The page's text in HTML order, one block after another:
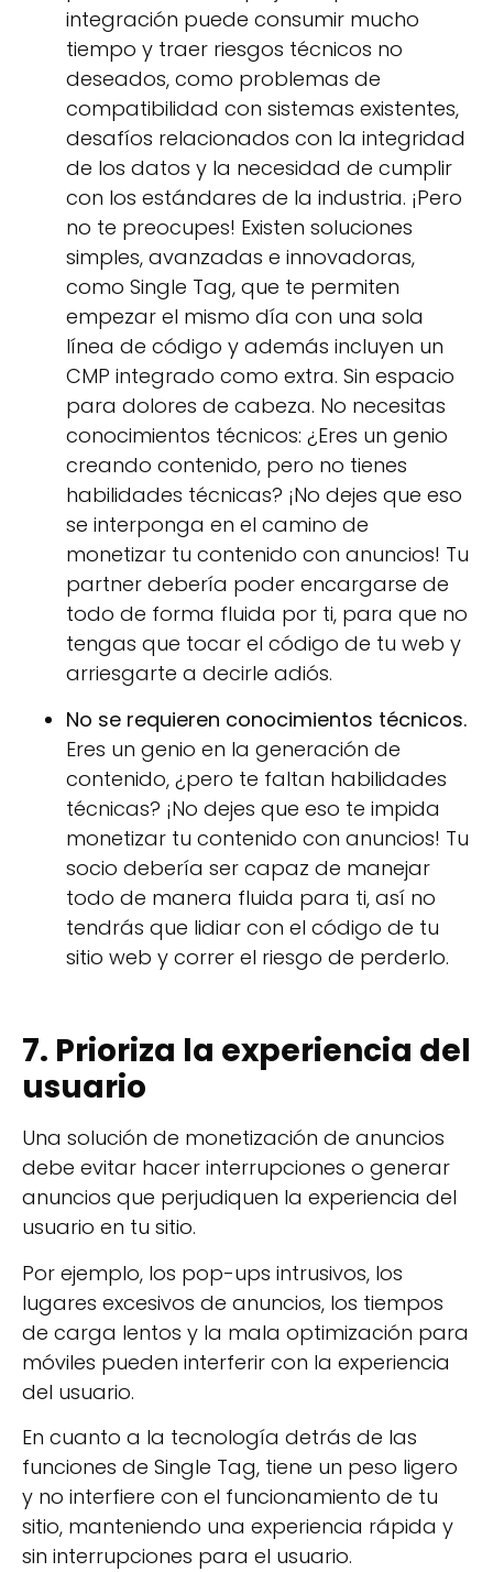
integración puede consumir mucho
tiempo y traer riesgos técnicos no
deseados, como problemas de
compatibilidad con sistemas existentes,
desafíos relacionados con la integridad
de los datos y la necesidad de cumplir
con los estándares de la industria. ¡Pero
no te preocupes! Existen soluciones
simples, avanzadas e innovadoras,
como Single Tag, que te permiten
empezar el mismo día con una sola
línea de código y además incluyen un
CMP integrado como extra. Sin espacio
para dolores de cabeza. No necesitas
conocimientos técnicos: ¿Eres un genio
creando contenido, pero no tienes
habilidades técnicas? ¡No dejes que eso
se interponga en el camino de
monetizar tu contenido con anuncios! Tu
partner debería poder encargarse de
todo de forma fluida por ti, para que no
tengas que tocar el código de tu web y
arriesgarte a decirle adiós.
No se requieren conocimientos técnicos.
Eres un genio en la generación de
contenido, ¿pero te faltan habilidades
técnicas? ¡No dejes que eso te impida
monetizar tu contenido con anuncios! Tu
socio debería ser capaz de manejar
todo de manera fluida para ti, así no
tendrás que lidiar con el código de tu
sitio web y correr el riesgo de perderlo.
7. Prioriza la experiencia del
usuario
Una solución de monetización de anuncios
debe evitar hacer interrupciones o generar
anuncios que perjudiquen la experiencia del
usuario en tu sitio.
Por ejemplo, los pop-ups intrusivos, los
lugares excesivos de anuncios, los tiempos
de carga lentos y la mala optimización para
móviles pueden interferir con la experiencia
del usuario.
En cuanto a la tecnología detrás de las
funciones de Single Tag, tiene un peso ligero
y no interfiere con el funcionamiento de tu
sitio, manteniendo una experiencia rápida y
sin interrupciones para el usuario.